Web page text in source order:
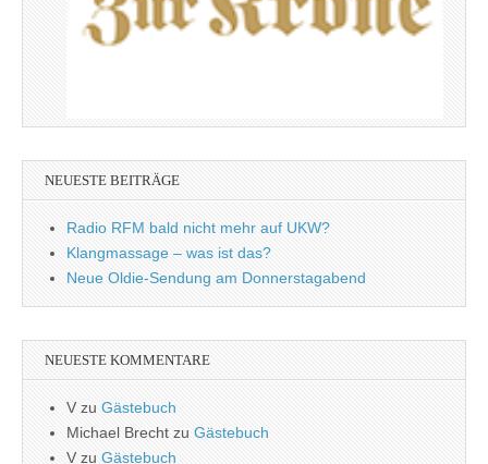
NEUESTE BEITRÄGE
Radio RFM bald nicht mehr auf UKW?
Klangmassage – was ist das?
Neue Oldie-Sendung am Donnerstagabend
NEUESTE KOMMENTARE
V zu Gästebuch
Michael Brecht zu Gästebuch
Vzu Gästebuch